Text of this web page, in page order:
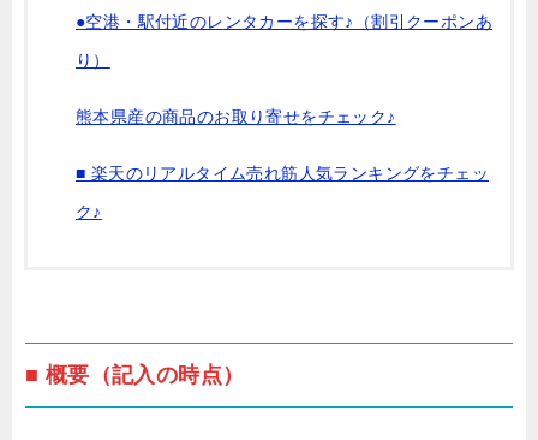
●空港・駅付近のレンタカーを探す♪（割引クーポンあ
り）
熊本県産の商品のお取り寄せをチェック♪
■ 楽天のリアルタイム売れ筋人気ランキングをチェッ
ク♪
■ 概要（記入の時点）